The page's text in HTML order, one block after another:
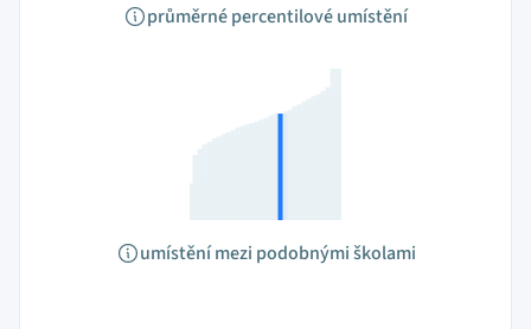
průměrné percentilové umístění
umístění mezi podobnými školami